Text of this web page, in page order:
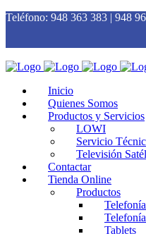
Teléfono: 948 363 383 | 948
Inicio
Quienes Somos
Productos y Servicios
LOWI
Servicio
Televisión
Contactar
Tienda Online
Productos
Tablets